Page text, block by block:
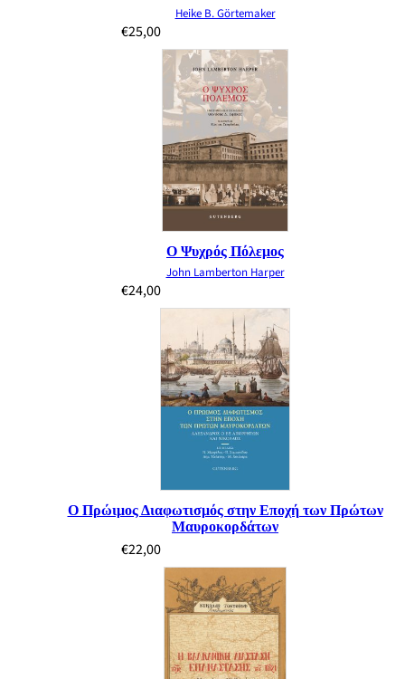
Heike B. Görtemaker
€25,00
Ο Ψυχρός Πόλεμος
John Lamberton Harper
€24,00
Ο Πρώιμος Διαφωτισμός στην Εποχή των Πρώτων
Μαυροκορδάτων
€22,00